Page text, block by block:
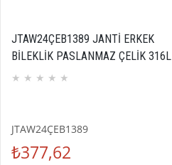
JTAW24ÇEB1389 JANTİ ERKEK
BİLEKLİK PASLANMAZ ÇELİK 316L
SAÇ ÖRGÜ TASARIM SİYAH
★ ★ ★ ★ ★
JTAW24ÇEB1389
₺377,62